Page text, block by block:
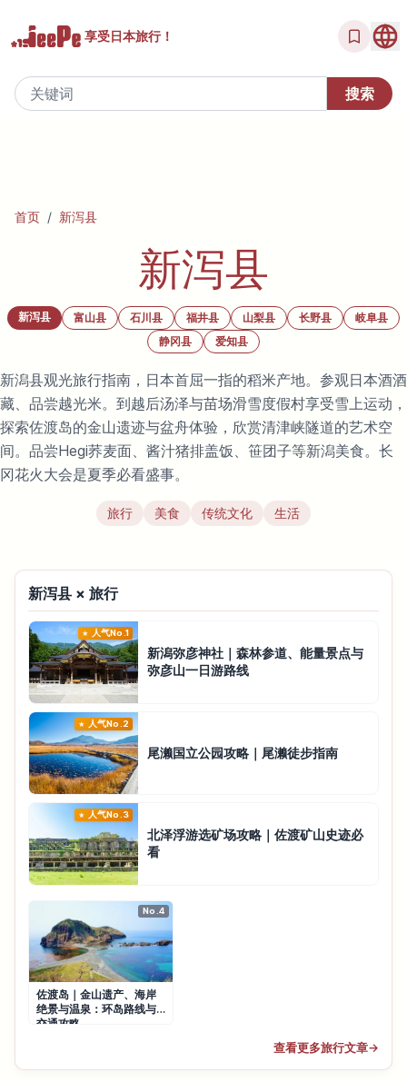
享受日本旅行！
首页 / 新泻县
新泻县
新泻县 富山县 石川县 福井县 山梨县 长野县
岐阜县
静冈县
爱知县
新潟县观光旅行指南，日本首屈一指的稻米产地。参观日本酒酒
藏、品尝越光米。到越后汤泽与苗场滑雪度假村享受雪上运动，
探索佐渡岛的金山遗迹与盆舟体验，欣赏清津峡隧道的艺术空
间。品尝Hegi荞麦面、酱汁猪排盖饭、笹团子等新潟美食。长
冈花火大会是夏季必看盛事。
旅行 美食 传统文化 生活
新泻县 × 旅行
人气No.1
新潟弥彦神社｜森林参道、能量景点与
弥彦山一日游路线
人气No.2
尾濑国立公园攻略｜尾濑徒步指南
人气No.3
北泽浮游选矿场攻略｜佐渡矿山史迹必
看
No.4
佐渡岛｜金山遗产、海岸
绝景与温泉：环岛路线与
交通攻略
查看更多旅行文章→